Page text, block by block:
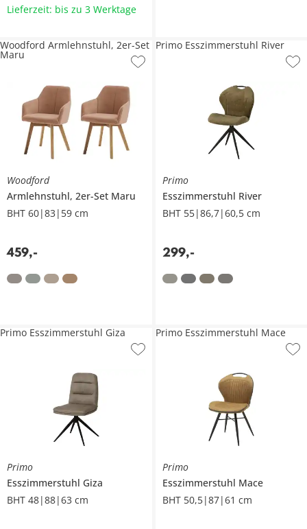
Lieferzeit: bis zu 3 Werktage
Woodford
Armlehnstuhl, 2er-Set Maru
BHT 60|83|59 cm
459,-
Woodford Armlehnstuhl, 2er-Set
Maru
Primo
Esszimmerstuhl River
BHT 55|86,7|60,5 cm
299,-
Primo Esszimmerstuhl River
Primo
Esszimmerstuhl Giza
BHT 48|88|63 cm
Primo Esszimmerstuhl Giza
Primo
Esszimmerstuhl Mace
BHT 50,5|87|61 cm
Primo Esszimmerstuhl Mace